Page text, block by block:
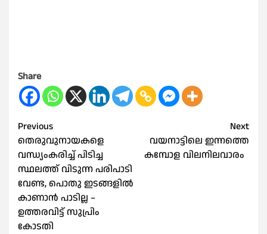
Share
Post
navigation
Previous
തെരുവുനായകളെ
വന്ധ്യംകരിച്ച്‌ പിടിച്ച
സ്ഥലത്ത് വിടുന്ന പരിപാടി
വേണ്ട, പൊതു ഇടങ്ങളില്‍
കാണാൻ പാടില്ല –
ഉത്തരവിട്ട് സുപ്രിം
കോടതി
Next
വയനാട്ടിലെ ഇന്നത്തെ
കമ്പോള വിലനിലവാരം